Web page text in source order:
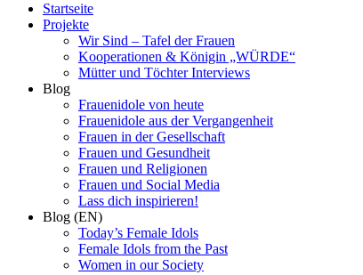
Startseite
Projekte
Wir Sind – Tafel der Frauen
Kooperationen & Königin „WÜRDE“
Mütter und Töchter Interviews
Blog
Frauenidole von heute
Frauenidole aus der Vergangenheit
Frauen in der Gesellschaft
Frauen und Gesundheit
Frauen und Religionen
Frauen und Social Media
Lass dich inspirieren!
Blog (EN)
Today’s Female Idols
Female Idols from the Past
Women in our Society